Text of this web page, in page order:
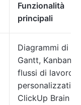
Funzionalità
principali
Diagrammi di
Gantt, Kanban,
flussi di lavoro
personalizzati,
ClickUp Brain e